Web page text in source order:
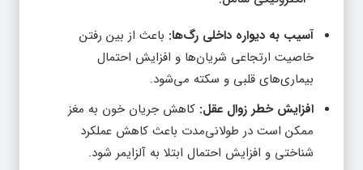
آسیب به دیواره داخلی رگ‌ها: باعث از بین رفتن
خاصیت ارتجاعی شریان‌ها و افزایش احتمال
بیماری‌های قلبی و سکته می‌شود.
افزایش خطر زوال عقل: کاهش جریان خون به مغز
ممکن است در طولانی‌مدت باعث کاهش عملکرد
شناختی و افزایش احتمال ابتلا به آلزایمر شود.